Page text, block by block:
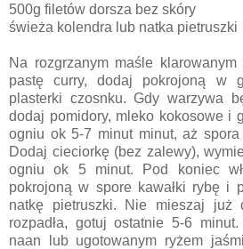
500g filetów dorsza bez skóry
świeża kolendra lub natka pietruszki
Na rozgrzanym maśle
pastę curry, dodaj pokrojoną w
plasterki czosnku. Gdy warzywa
dodaj pomidory, mleko kokosowe i
ogniu ok 5-7 minut minut, aż spora
Dodaj cieciorkę (bez zalewy),
ogniu ok 5 minut. Pod koniec
pokrojoną w spore kawałki rybę i
natkę pietruszki. Nie mieszaj
rozpadła, gotuj ostatnie 5-6
naan lub ugotowanym ryżem